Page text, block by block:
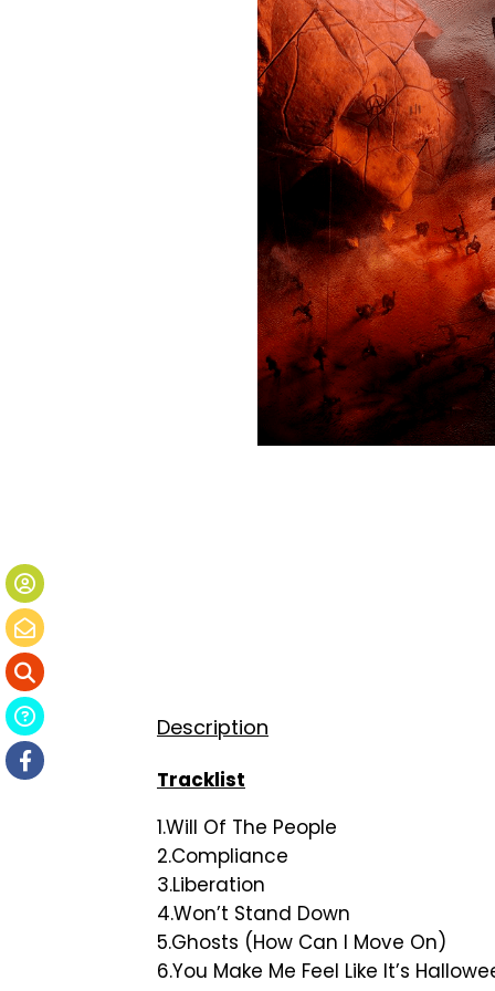
Description
Tracklist
1.Will Of The People
2.Compliance
3.Liberation
4.Won’t Stand Down
5.Ghosts (How Can I Move On)
6.You Make Me Feel Like It’s